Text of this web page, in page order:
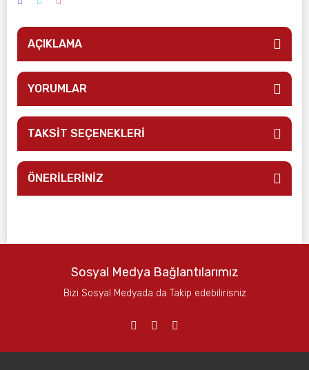
AÇIKLAMA
YORUMLAR
TAKSİT SEÇENEKLERİ
ÖNERİLERİNİZ
Sosyal Medya Bağlantılarımız
Bizi Sosyal Medyada da Takip edebilirisniz